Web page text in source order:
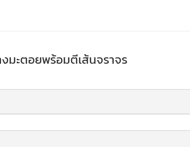
มะตอยพร้อมตีเส้นจราจร